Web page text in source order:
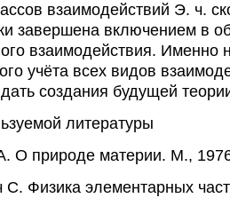
взаимодействий Э. ч.
завершена включением в
взаимодействия. Именно
учёта всех видов
создания будущей
литературы
О природе материи. М.,
С. Физика элементарных